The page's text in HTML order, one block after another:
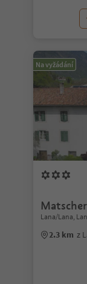
Na vyžádání
Lana/Lana,
2.3 km z